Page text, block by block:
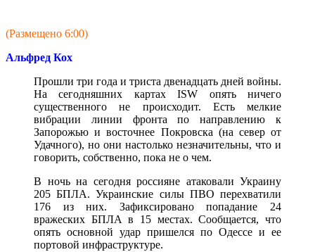
(Размещено 6:00)
Альфред Кох
Прошли три года и триста двенадцать дней войны.
На сегодняшних картах ISW опять ничего
существенного не происходит. Есть мелкие
вибрации линии фронта по направлению к
Запорожью и восточнее Покровска (на север от
Удачного), но они настолько незначительны, что и
говорить, собственно, пока не о чем.
В ночь на сегодня россияне атаковали Украину
205 БПЛА. Украинские силы ПВО перехватили
176 из них. Зафиксировано попадание 24
вражеских БПЛА в 15 местах. Сообщается, что
опять основной удар пришелся по Одессе и ее
портовой инфраструктуре.